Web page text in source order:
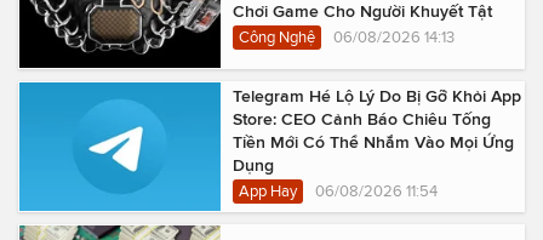
Chơi Game Cho Người Khuyết Tật
Công Nghệ 06/08/2026 14:13
Telegram Hé Lộ Lý Do Bị Gỡ Khỏi App
Store: CEO Cảnh Báo Chiêu Tống
Tiền Mới Có Thể Nhắm Vào Mọi Ứng
Dụng
App Hay 06/08/2026 11:54